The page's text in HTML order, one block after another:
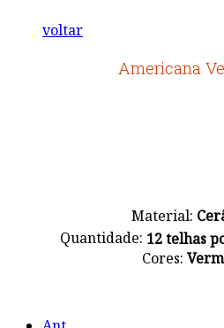
voltar
Americana
Material:
Quantidade: 12 telhas
Cores: